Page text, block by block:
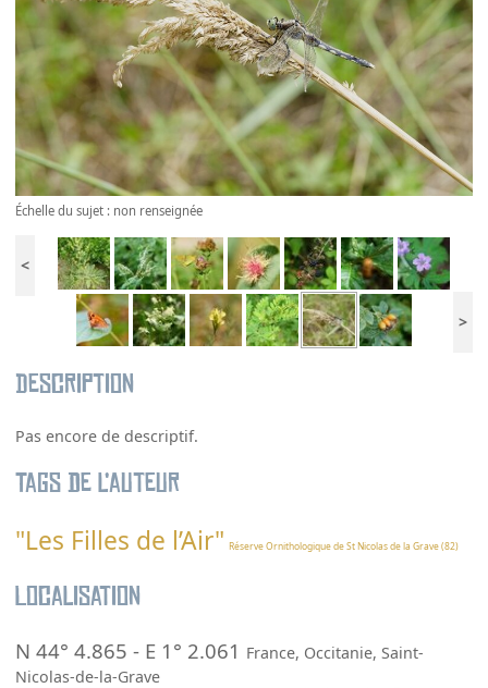
Échelle du sujet : non renseignée
<
>
Description
Pas encore de descriptif.
Tags de l’auteur
"Les Filles de l’Air" Réserve Ornithologique de St Nicolas de la Grave (82)
Localisation
N 44° 4.865 - E 1° 2.061 France, Occitanie,Saint-
Nicolas-de-la-Grave